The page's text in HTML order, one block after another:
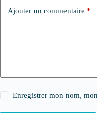
Ajouter un commentaire *
Enregistrer mon nom,